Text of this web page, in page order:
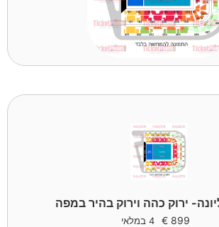
ירוק כהה וירוק בהיר במפה
899
€ 4 במלאי